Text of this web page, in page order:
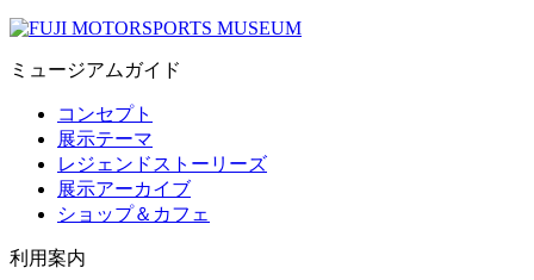
ミュージアムガイド
コンセプト
展示テーマ
レジェンドストーリーズ
展示アーカイブ
ショップ＆カフェ
利用案内